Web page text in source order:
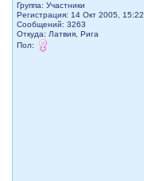
Группа: Участники
Регистрация: 14 Окт 2005, 15:22
Сообщений: 3263
Откуда: Латвия, Рига
Пол: